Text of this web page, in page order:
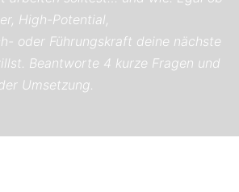
High-Potential,
oder Führungskraft deine nächste
Beantworte 4 kurze Fragen und
Umsetzung.